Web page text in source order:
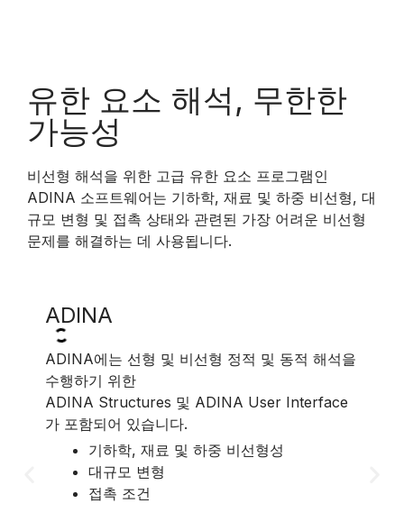
유한 요소 해석, 무한한
가능성
비선형 해석을 위한 고급 유한 요소 프로그램인
ADINA 소프트웨어는 기하학, 재료 및 하중 비선형, 대
규모 변형 및 접촉 상태와 관련된 가장 어려운 비선형
문제를 해결하는 데 사용됩니다.
ADINA
ADINA에는 선형 및 비선형 정적 및 동적 해석을
수행하기 위한
ADINA Structures 및 ADINA User Interface
가 포함되어 있습니다.
기하학, 재료 및 하중 비선형성
대규모 변형
접촉 조건